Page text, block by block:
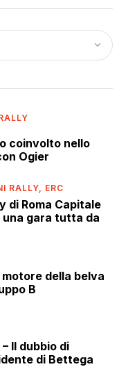
coinvolto nello
Ogier
RALLY, ERC
di Roma Capitale
una gara tutta da
della belva
B
Il dubbio di
di Bettega